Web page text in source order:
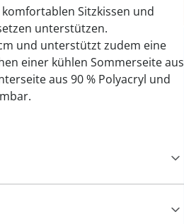
Sitzkissen und
unterstützen.
und unterstützt zudem eine
einer kühlen Sommerseite aus
aus 90 % Polyacryl und